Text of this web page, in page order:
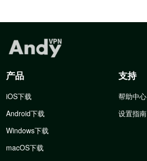
产品
iOS下载
Android下载
Windows下载
macOS下载
支持
帮助中心
设置指南